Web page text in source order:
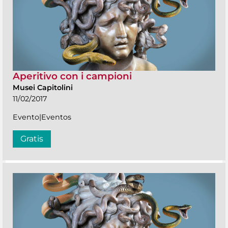
Aperitivo con i campioni
Musei Capitolini
11/02/2017
Evento|Eventos
Gratis